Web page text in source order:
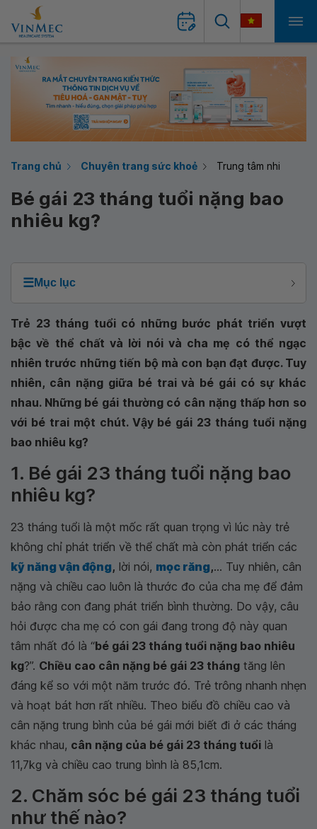
Trang chủ Chuyên trang sức khoẻ Trung tâm nhi
Bé gái 23 tháng tuổi nặng bao
nhiêu kg?
☰Mục lục
Trẻ 23 tháng tuổi có những bước phát triển vượt
bậc về thể chất và lời nói và cha mẹ có thể ngạc
nhiên trước những tiến bộ mà con bạn đạt được. Tuy
nhiên, cân nặng giữa bé trai và bé gái có sự khác
nhau. Những bé gái thường có cân nặng thấp hơn so
với bé trai một chút. Vậy bé gái 23 tháng tuổi nặng
bao nhiêu kg?
1. Bé gái 23 tháng tuổi nặng bao
nhiêu kg?
23 tháng tuổi là một mốc rất quan trọng vì lúc này trẻ
không chỉ phát triển về thể chất mà còn phát triển các
kỹ năng vận động, lời nói, mọc răng,... Tuy nhiên, cân
nặng và chiều cao luôn là thước đo của cha mẹ để đảm
bảo rằng con đang phát triển bình thường. Do vậy, câu
hỏi được cha mẹ có con gái đang trong độ này quan
tâm nhất đó là “bé gái 23 tháng tuổi nặng bao nhiêu
kg?”. Chiều cao cân nặng bé gái 23 tháng tăng lên
đáng kể so với một năm trước đó. Trẻ trông nhanh nhẹn
và hoạt bát hơn rất nhiều. Theo biểu đồ chiều cao và
cân nặng trung bình của bé gái mới biết đi ở các tháng
khác nhau, cân nặng của bé gái 23 tháng tuổi là
11,7kg và chiều cao trung bình là 85,1cm.
2. Chăm sóc bé gái 23 tháng tuổi
như thế nào?